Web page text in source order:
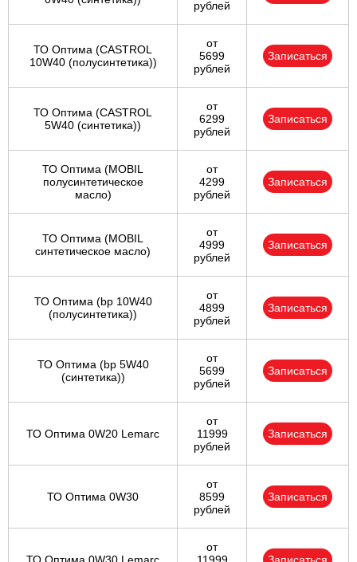
рублей
ТО Оптима (CASTROL
10W40 (полусинтетика))
от
5699
рублей
Записаться
ТО Оптима (CASTROL
5W40 (синтетика))
от
6299
рублей
Записаться
ТО Оптима (MOBIL
полусинтетическое
масло)
от
4299
рублей
Записаться
ТО Оптима (MOBIL
синтетическое масло)
от
4999
рублей
Записаться
ТО Оптима (bp 10W40
(полусинтетика))
от
4899
рублей
Записаться
ТО Оптима (bp 5W40
(синтетика))
от
5699
рублей
Записаться
ТО Оптима 0W20 Lemarc
от
11999
рублей
Записаться
ТО Оптима 0W30
от
8599
рублей
Записаться
от